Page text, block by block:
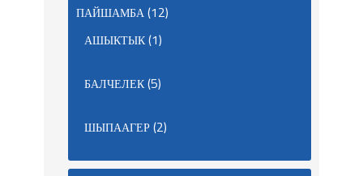
ПАЙШАМБА(12)
АШЫКТЫК(1)
БАЛЧЕЛЕК(5)
ШЫПААГЕР(2)